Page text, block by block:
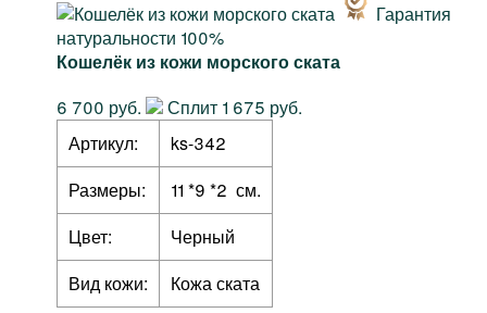
Гарантия
натуральности 100%
Кошелёк из кожи морского ската
6 700 руб.
Сплит 1 675 руб.
Артикул:
ks-342
Размеры:
11 *9 *2 см.
Цвет:
Черный
Вид кожи:
Кожа ската